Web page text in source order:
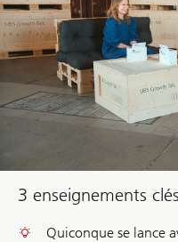
3 enseignements
Quiconque se lance